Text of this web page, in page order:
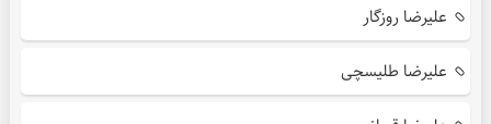
علیرضا روزگار
علیرضا طلیسچی